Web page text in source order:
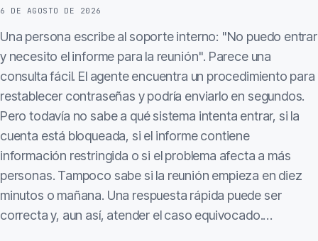
6 DE AGOSTO DE 2026
Una persona escribe al soporte interno: "No puedo entrar
y necesito el informe para la reunión". Parece una
consulta fácil. El agente encuentra un procedimiento para
restablecer contraseñas y podría enviarlo en segundos.
Pero todavía no sabe a qué sistema intenta entrar, si la
cuenta está bloqueada, si el informe contiene
información restringida o si el problema afecta a más
personas. Tampoco sabe si la reunión empieza en diez
minutos o mañana. Una respuesta rápida puede ser
correcta y, aun así, atender el caso equivocado.…